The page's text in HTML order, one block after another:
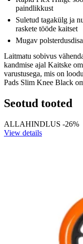
paindlikkust
Suletud tagakülg ja
raskete tööde kaitset
Mugav
Laitmatu sobivus
kandmise ajal Kaitske
varustusega, mis on
Pads Slim Knee Black
Seotud tooted
ALLAHINDLUS -26%
View details